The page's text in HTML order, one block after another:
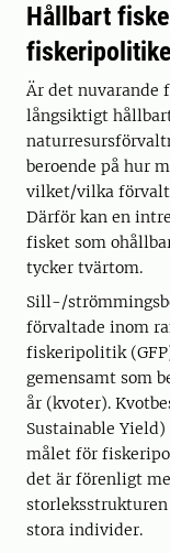
Hållbart
Är det nuvarande
långsiktigt
beroende på hur
vilket/vilka
Därför kan en
fisket som
tycker tvärtom.
Sill-/
förvaltade inom
fiskeripolitik
gemensamt som
år (kvoter).
Sustainable
målet för
det är förenligt
stora individer.